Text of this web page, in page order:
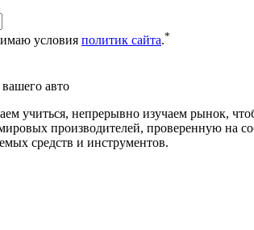
условия политик сайта.*
авто
учиться, непрерывно изучаем рынок,
производителей, проверенную на
средств и инструментов.